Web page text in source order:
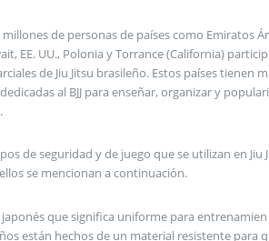
millones de personas de países como Emiratos Ár
EE. UU., Polonia y Torrance (California) particip
de Jiu Jitsu brasileño. Estos países tienen m
al BJJ para enseñar, organizar y populari
de seguridad y de juego que se utilizan en Jiu J
se mencionan a continuación.
que significa uniforme para entrenamien
están hechos de un material resistente para q